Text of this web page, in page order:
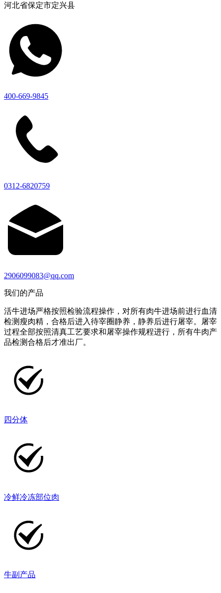
河北省保定市定兴县
400-669-9845
0312-6820759
2906099083@qq.com
我们的产品
活牛进场严格按照检验流程操作，对所有肉牛进场前进行血清
检测瘦肉精，合格后进入待宰圈静养，静养后进行屠宰。屠宰
过程全部按照清真工艺要求和屠宰操作规程进行，所有牛肉产
品检测合格后才准出厂。
四分体
冷鲜冷冻部位肉
牛副产品